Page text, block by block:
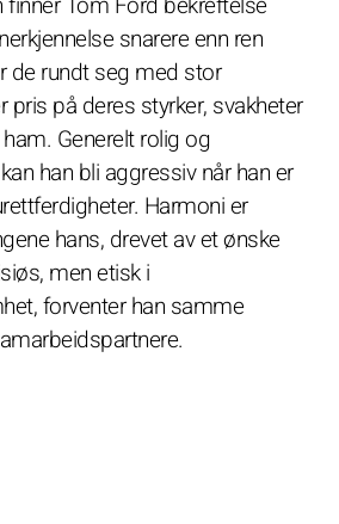
snarere enn ren
de rundt seg med stor
pris på deres styrker, svakheter
Generelt rolig og
han bli aggressiv når han er
Harmoni er
hans, drevet av et ønske
men etisk i
forventer han samme